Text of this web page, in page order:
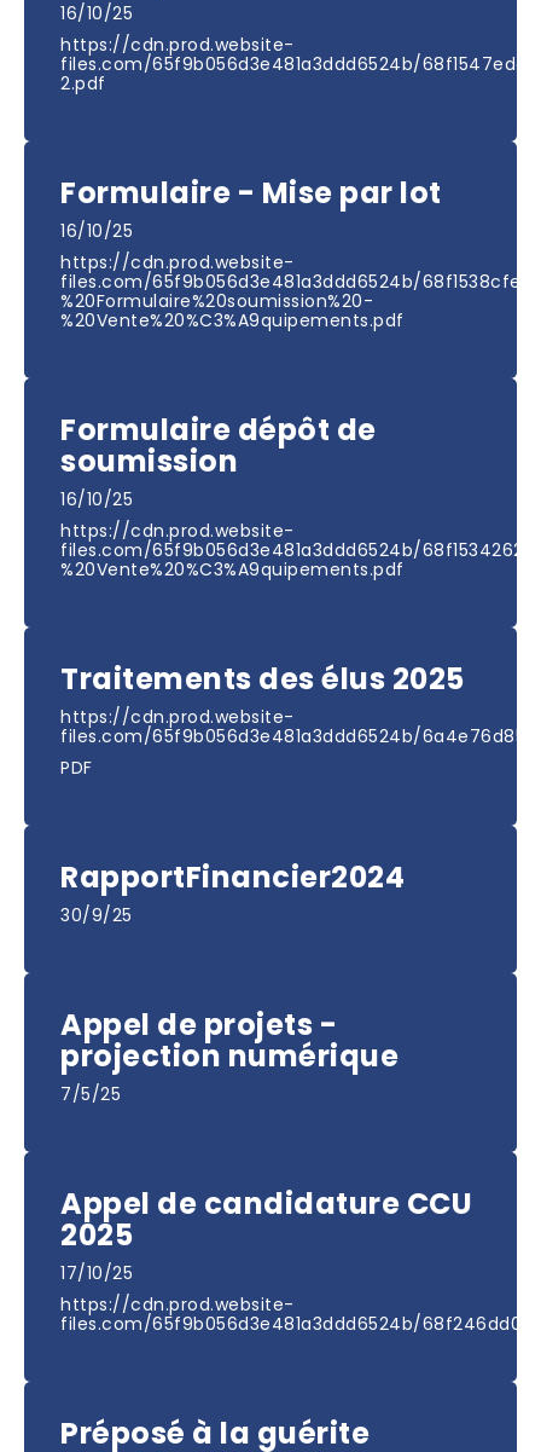
16/10/25
https://cdn.prod.website-
files.com/65f9b056d3e481a3ddd6524b/
2.pdf
Formulaire - Mise par lot
16/10/25
https://cdn.prod.website-
files.com/65f9b056d3e481a3ddd6524b/
%20Formulaire%20soumission%20-
%20Vente%20%C3%A9quipements.pdf
Formulaire dépôt de
soumission
16/10/25
https://cdn.prod.website-
files.com/65f9b056d3e481a3ddd6524b/
%20Vente%20%C3%A9quipements.pdf
Traitements des élus 2025
https://cdn.prod.website-
files.com/65f9b056d3e481a3ddd6524b/
PDF
RapportFinancier2024
30/9/25
Appel de projets -
projection numérique
7/5/25
Appel de candidature CCU
2025
17/10/25
https://cdn.prod.website-
files.com/65f9b056d3e481a3ddd6524b/
Préposé à la guérite